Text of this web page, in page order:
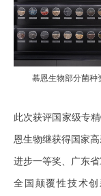
慕恩生物部分菌种
此次获评国家级专
恩生物继获得国家
进步一等奖、广东
全国颠覆性技术创